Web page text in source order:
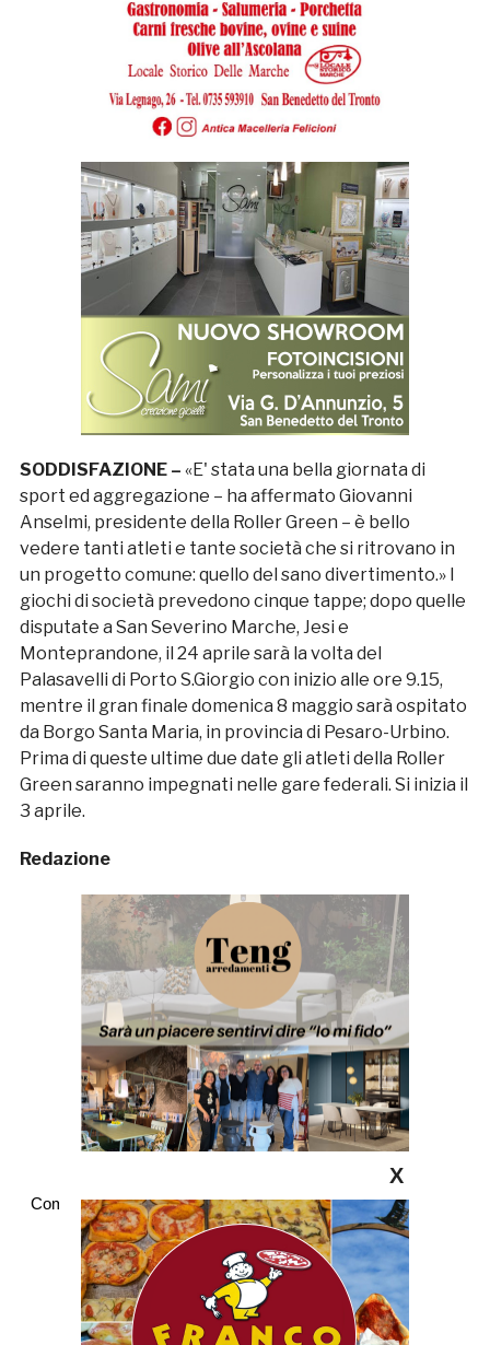
SODDISFAZIONE – «E' stata una bella giornata di
sport ed aggregazione – ha affermato Giovanni
Anselmi, presidente della Roller Green – è bello
vedere tanti atleti e tante società che si ritrovano in
un progetto comune: quello del sano divertimento.» I
giochi di società prevedono cinque tappe; dopo quelle
disputate a San Severino Marche, Jesi e
Monteprandone, il 24 aprile sarà la volta del
Palasavelli di Porto S.Giorgio con inizio alle ore 9.15,
mentre il gran finale domenica 8 maggio sarà ospitato
da Borgo Santa Maria, in provincia di Pesaro-Urbino.
Prima di queste ultime due date gli atleti della Roller
Green saranno impegnati nelle gare federali. Si inizia il
3 aprile.
Redazione
Commenti
X